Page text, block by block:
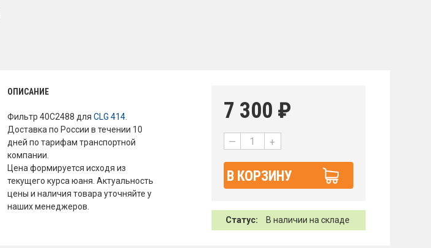
ОПИСАНИЕ
Фильтр 40C2488 дляCLG 414
Доставка по России в течении 10
дней по тарифам транспортной
компании.
Цена формируется исходя из
текущего курса юаня. Актуальность
цены и наличия товара уточняйте у
наших менеджеров.
7 300 ₽
— +
В КОРЗИНУ
Статус: В наличии на складе